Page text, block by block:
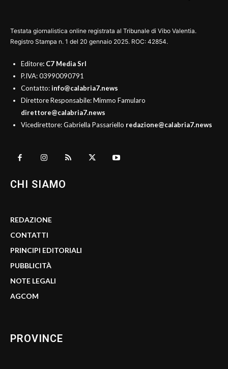
Testata giornalistica online registrata al Tribunale di Vibo Valentia.
Registro Stampa n. 1 del 20 gennaio 2025. ROC: 42854.
Editore: C7 Media Srl
P.IVA: 03990090791
Contatto:info@calabria7.news
Direttore Responsabile: Mimmo Famularo
direttore@calabria7.news
Vicedirettore: Gabriella Passariello redazione@calabria7.news
CHI SIAMO
REDAZIONE
CONTATTI
PRINCIPI EDITORIALI
PUBBLICITÀ
NOTE LEGALI
AGCOM
PROVINCE